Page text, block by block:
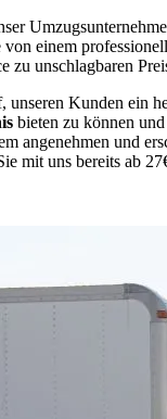
einem
zu unschlagbaren
unseren Kunden ein
bieten zu können
angenehmen und
mit uns bereits ab